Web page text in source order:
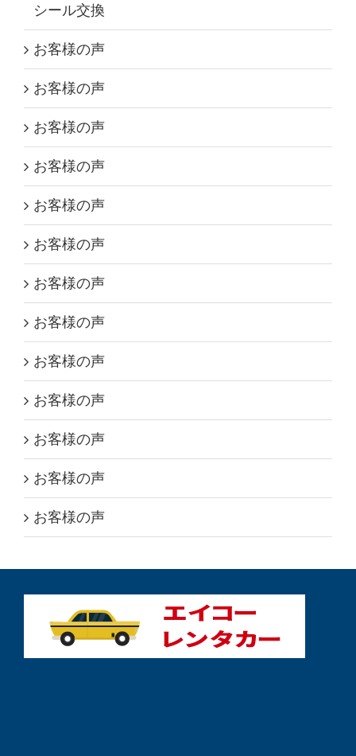
シール交換
お客様の声
お客様の声
お客様の声
お客様の声
お客様の声
お客様の声
お客様の声
お客様の声
お客様の声
お客様の声
お客様の声
お客様の声
お客様の声